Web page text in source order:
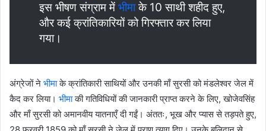
इस भीषण संग्राम में भीमाके 10 साथी शहीद हुए,
और कई क्रांतिकारियों को गिरफ्तार कर लिया
गया।
अंग्रेजों ने भीमाके क्रांतिकारी साथियों और उनकी माँ सुरसी को मंडलेश्वर जेल में
कैद कर लिया। भीमाकी गतिविधियों की जानकारी प्राप्त करने के लिए, खोजेवसिंह
और माँ सुरसी को अमानवीय यातनाएँ दी गईं। अंततः, भूख और प्यास से तड़पते हुए,